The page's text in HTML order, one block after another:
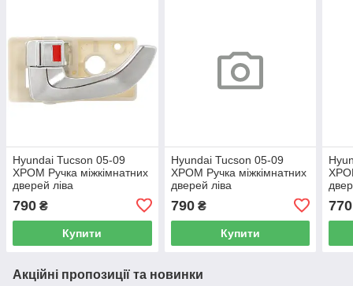
Hyundai Tucson 05-09
ХРОМ Ручка міжкімнатних
дверей ліва
790 ₴
Купити
Hyundai Tucson 05-09
ХРОМ Ручка міжкімнатних
дверей ліва
790₴
Купити
770
Акційні пропозиції та новинки